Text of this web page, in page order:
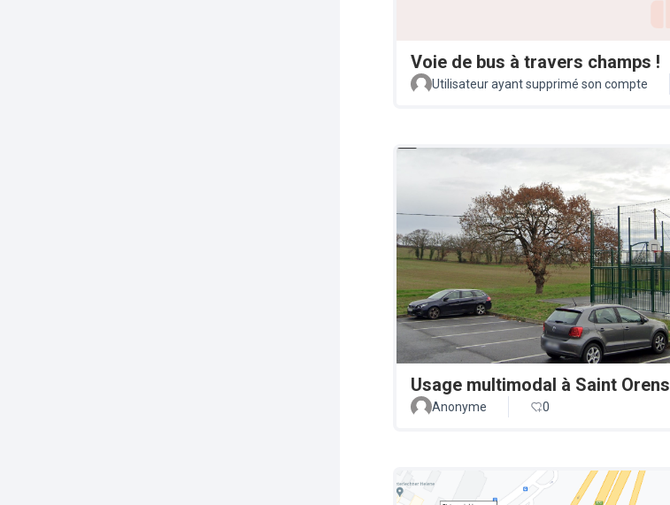
Voie de bus à travers champs !
Utilisateur ayant supprimé son compte
Usage multimodal à Saint Orens
Anonyme 0